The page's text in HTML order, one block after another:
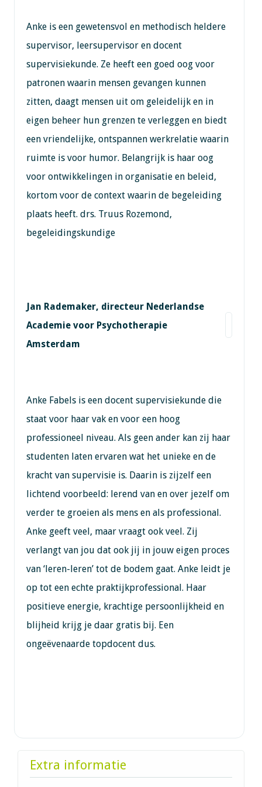
Anke is een gewetensvol en methodisch heldere
supervisor, leersupervisor en docent
supervisiekunde. Ze heeft een goed oog voor
patronen waarin mensen gevangen kunnen
zitten, daagt mensen uit om geleidelijk en in
eigen beheer hun grenzen te verleggen en biedt
een vriendelijke, ontspannen werkrelatie waarin
ruimte is voor humor. Belangrijk is haar oog
voor ontwikkelingen in organisatie en beleid,
kortom voor de context waarin de begeleiding
plaats heeft. drs. Truus Rozemond,
begeleidingskundige
Jan Rademaker, directeur Nederlandse
Academie voor Psychotherapie
Amsterdam
Anke Fabels is een docent supervisiekunde die
staat voor haar vak en voor een hoog
professioneel niveau. Als geen ander kan zij haar
studenten laten ervaren wat het unieke en de
kracht van supervisie is. Daarin is zijzelf een
lichtend voorbeeld: lerend van en over jezelf om
verder te groeien als mens en als professional.
Anke geeft veel, maar vraagt ook veel. Zij
verlangt van jou dat ook jij in jouw eigen proces
van ‘leren-leren’ tot de bodem gaat. Anke leidt je
op tot een echte praktijkprofessional. Haar
positieve energie, krachtige persoonlijkheid en
blijheid krijg je daar gratis bij. Een
ongeëvenaarde topdocent dus.
Extra informatie